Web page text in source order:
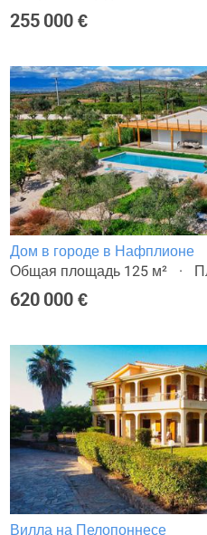
255 000 €
Дом в городе в Нафплионе
Общая площадь 125 м²
620 000 €
Вилла на Пелопоннесе